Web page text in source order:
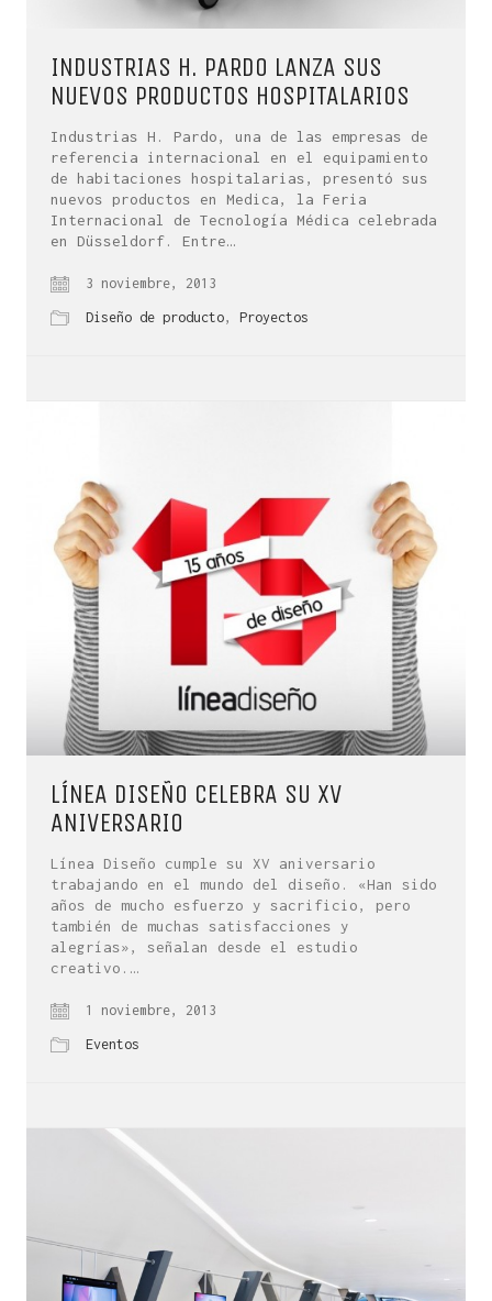
INDUSTRIAS H. PARDO LANZA SUS
NUEVOS PRODUCTOS HOSPITALARIOS
Industrias H. Pardo, una de las empresas de
referencia internacional en el equipamiento
de habitaciones hospitalarias, presentó sus
nuevos productos en Medica, la Feria
Internacional de Tecnología Médica celebrada
en Düsseldorf. Entre…
3 noviembre, 2013
Diseño de producto, Proyectos
LÍNEA DISEÑO CELEBRA SU XV
ANIVERSARIO
Línea Diseño cumple su XV aniversario
trabajando en el mundo del diseño. «Han sido
años de mucho esfuerzo y sacrificio, pero
también de muchas satisfacciones y
alegrías», señalan desde el estudio
creativo.…
1 noviembre, 2013
Eventos